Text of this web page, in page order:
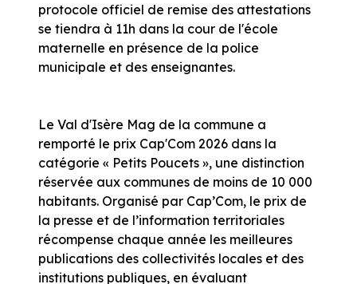
protocole officiel de remise des attestations
se tiendra à 11h dans la cour de l'école
maternelle en présence de la police
municipale et des enseignantes.
Le Val d'Isère Mag de la commune a
remporté le prix Cap'Com 2026 dans la
catégorie « Petits Poucets », une distinction
réservée aux communes de moins de 10 000
habitants. Organisé par Cap’Com, le prix de
la presse et de l’information territoriales
récompense chaque année les meilleures
publications des collectivités locales et des
institutions publiques, en évaluant